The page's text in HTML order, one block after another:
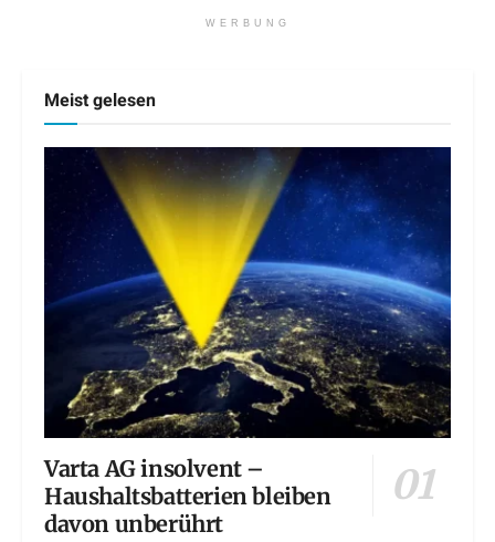
WERBUNG
Meist gelesen
Varta AG insolvent –
Haushaltsbatterien bleiben
davon unberührt